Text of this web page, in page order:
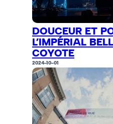
DOUCEUR ET
L’IMPÉRIAL
COYOTE
2024-10-01